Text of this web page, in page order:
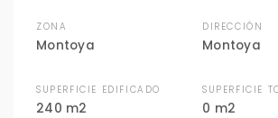
ZONA
Montoya
DIRECCIÓN
Montoya
SUPERFICIE EDIFICADO
240 m2
SUPERFICIE
0 m2